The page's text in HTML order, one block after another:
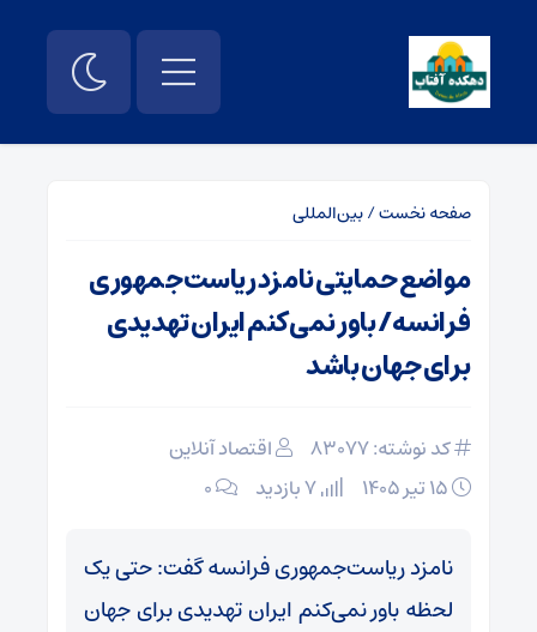
صفحه نخست/بین‌المللی
مواضع حمایتی نامزد ریاست‌جمهوری
فرانسه/ باور نمی‌کنم ایران تهدیدی
برای جهان باشد
کد نوشته: 83077
اقتصاد آنلاین
۰
نامزد ریاست‌جمهوری فرانسه گفت: حتی یک
لحظه باور نمی‌کنم ایران تهدیدی برای جهان